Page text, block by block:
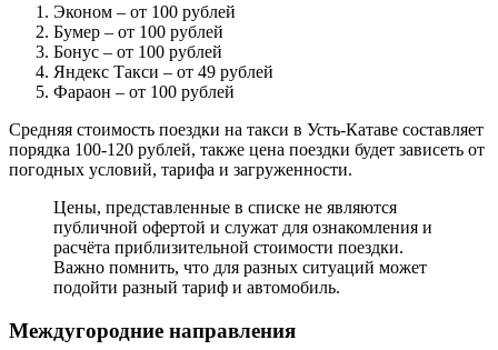
Эконом – от 100 рублей
Бумер – от 100 рублей
Бонус – от 100 рублей
Яндекс Такси – от 49 рублей
Фараон – от 100 рублей
Средняя стоимость поездки на такси в Усть-Катаве составляет
порядка 100-120 рублей, также цена поездки будет зависеть от
погодных условий, тарифа и загруженности.
Цены, представленные в списке не являются
публичной офертой и служат для ознакомления и
расчёта приблизительной стоимости поездки.
Важно помнить, что для разных ситуаций может
подойти разный тариф и автомобиль.
Междугородние направления